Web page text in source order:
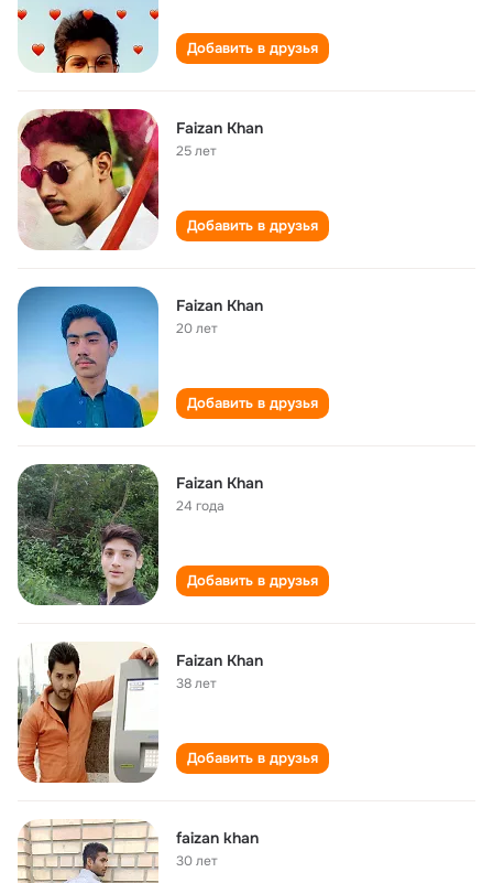
Добавить в друзья
Faizan Khan
25 лет
Добавить в друзья
Faizan Khan
20 лет
Добавить в друзья
Faizan Khan
24 года
Добавить в друзья
Faizan Khan
38 лет
Добавить в друзья
faizan khan
30 лет